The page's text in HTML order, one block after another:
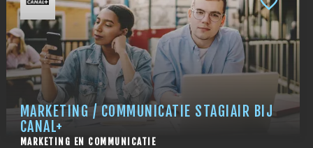
MARKETING / COMMUNICATIE STAGIAIR BIJ
CANAL+
MARKETING EN COMMUNICATIE